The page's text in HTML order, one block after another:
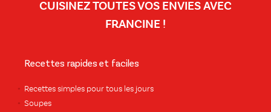
CUISINEZ TOUTES VOS ENVIES AVEC
FRANCINE !
Recettes rapides et faciles
Recettes simples pour tous les jours
Soupes